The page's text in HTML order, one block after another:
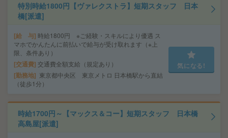
特別時給1800円【ヴァレクストラ】短期スタッフ 日本
橋[派遣]
給 与 時給1800円 ※ご経験・スキルにより優遇 ス
マホでかんたんに前払いで給与が受け取れます（※上
限、条件あり）
交通費 交通費全額支給（規定あり）
勤務地
東京都中央区 東京メトロ 日本橋駅から直結
（徒歩1分）
気になる!
時給1700円～【マックス＆コー】短期スタッフ 日本橋
高島屋[派遣]